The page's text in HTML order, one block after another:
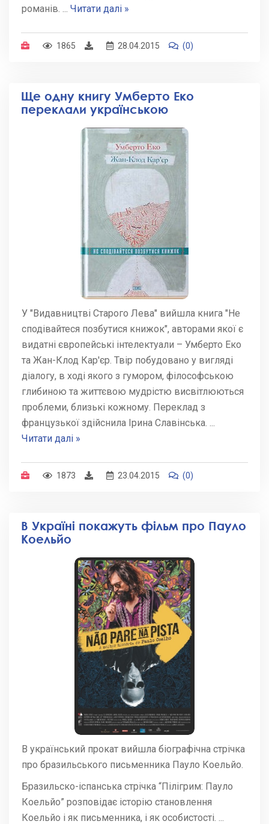
романів. ... Читати далі »
1865 28.04.2015 (0)
Ще одну книгу Умберто Еко
переклали українською
У "Видавництві Старого Лева" вийшла книга "Не
сподівайтеся позбутися книжок", авторами якої є
видатні європейські інтелектуали – Умберто Еко
та Жан-Клод Кар'єр. Твір побудовано у вигляді
діалогу, в ході якого з гумором, філософською
глибиною та життєвою мудрістю висвітлюються
проблеми, близькі кожному. Переклад з
французької здійснила Ірина Славінська. ...
Читати далі »
1873 23.04.2015 (0)
В Україні покажуть фільм про Пауло
Коельйо
В український прокат вийшла біографічна стрічка
про бразильського письменника Пауло Коельйо.
Бразильско-іспанська стрічка “Пілігрим: Пауло
Коельйо” розповідає історію становлення
Коельйо і як письменника, і як особистості.